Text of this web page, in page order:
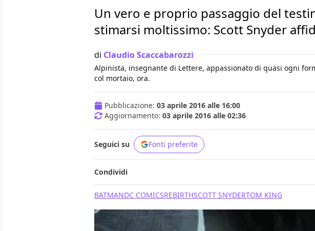
Un vero e proprio passaggio del
stimarsi moltissimo: Scott Snyder
di Claudio Scaccabarozzi
Alpinista, insegnante di Lettere, appassionato di quasi ogni
col mortaio, ora.
Pubblicazione: 03 aprile 2016 alle 16:00
Aggiornamento: 03 aprile 2016 alle 02:36
Seguici su Fonti preferite
Condividi
BATMANDC COMICSREBIRTHSCOTT SNYDERTOM KING